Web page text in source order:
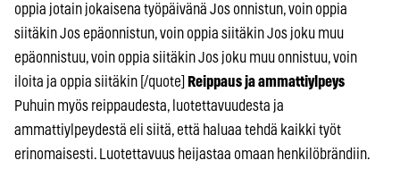
oppia jotain jokaisena työpäivänä Jos onnistun, voin oppia
siitäkin Jos epäonnistun, voin oppia siitäkin Jos joku muu
epäonnistuu, voin oppia siitäkin Jos joku muu onnistuu, voin
iloita ja oppia siitäkin [/quote]
Reippaus ja ammattiylpeys
Puhuin myös reippaudesta, luotettavuudesta ja
ammattiylpeydestä eli siitä, että haluaa tehdä kaikki työt
erinomaisesti. Luotettavuus heijastaa omaan henkilöbrändiin.